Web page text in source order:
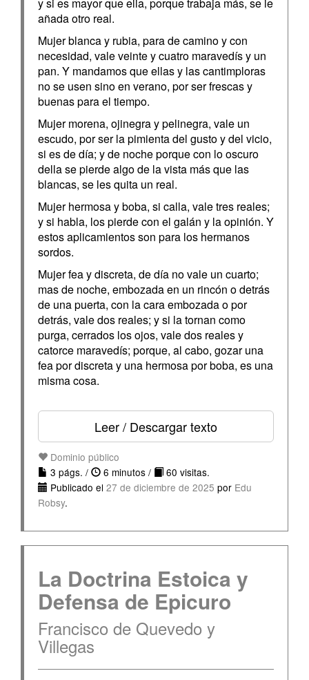
añada otro real.
Mujer blanca y rubia, para de camino y con
necesidad, vale veinte y cuatro maravedís y un
pan. Y mandamos que ellas y las cantimploras
no se usen sino en verano, por ser frescas y
buenas para el tiempo.
Mujer morena, ojinegra y pelinegra, vale un
escudo, por ser la pimienta del gusto y del vicio,
si es de día; y de noche porque con lo oscuro
della se pierde algo de la vista más que las
blancas, se les quita un real.
Mujer hermosa y boba, si calla, vale tres reales;
y si habla, los pierde con el galán y la opinión. Y
estos aplicamientos son para los hermanos
sordos.
Mujer fea y discreta, de día no vale un cuarto;
mas de noche, embozada en un rincón o detrás
de una puerta, con la cara embozada o por
detrás, vale dos reales; y si la tornan como
purga, cerrados los ojos, vale dos reales y
catorce maravedís; porque, al cabo, gozar una
fea por discreta y una hermosa por boba, es una
misma cosa.
Leer / Descargar texto
Dominio público
3 págs. /
6 minutos /
60 visitas.
Publicado el 27 de diciembre de 2025 por Edu
Robsy.
La Doctrina Estoica y
Defensa de Epicuro
Francisco de Quevedo y
Villegas